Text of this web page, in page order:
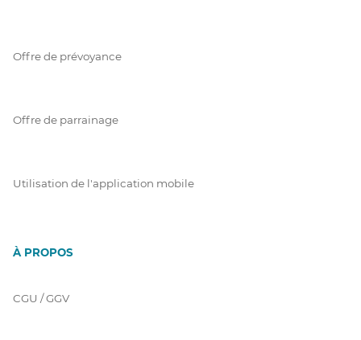
Offre de prévoyance
Offre de parrainage
Utilisation de l'application mobile
À PROPOS
CGU / GGV